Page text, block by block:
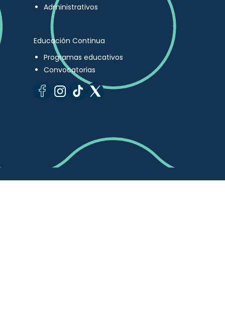
Administrativos
Educación Continua
Programas educativos
Convocatorias